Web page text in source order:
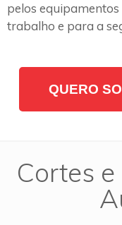
pelos
trabalho e para a
QUERO
Cortes